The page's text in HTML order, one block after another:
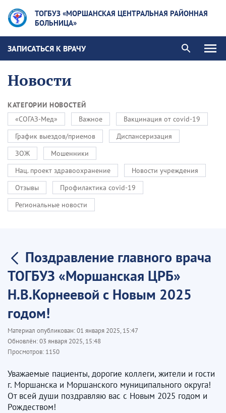
ТОГБУЗ «МОРШАНСКАЯ ЦЕНТРАЛЬНАЯ РАЙОННАЯ
БОЛЬНИЦА»
ЗАПИСАТЬСЯ К ВРАЧУ
Новости
КАТЕГОРИИ НОВОСТЕЙ
«СОГАЗ-Мед»
Важное
Вакцинация от covid-19
График выездов/приемов
Диспансеризация
ЗОЖ
Мошенники
Нац. проект здравоохранение
Новости учреждения
Отзывы
Профилактика covid-19
Региональные новости
Поздравление главного врача
ТОГБУЗ «Моршанская ЦРБ»
Н.В.Корнеевой с Новым 2025
годом!
Материал опубликован:01 января 2025, 15:47
Обновлён:03 января 2025, 15:48
Просмотров: 1150
Уважаемые пациенты, дорогие коллеги, жители и гости
г. Моршанска и Моршанского муниципального округа!
От всей души поздравляю вас с Новым 2025 годом и
Рождеством!